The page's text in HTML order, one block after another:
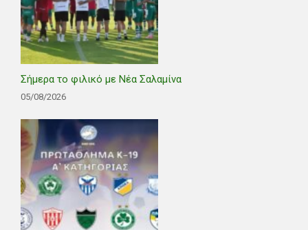
Σήμερα το φιλικό με Νέα Σαλαμίνα
05/08/2026